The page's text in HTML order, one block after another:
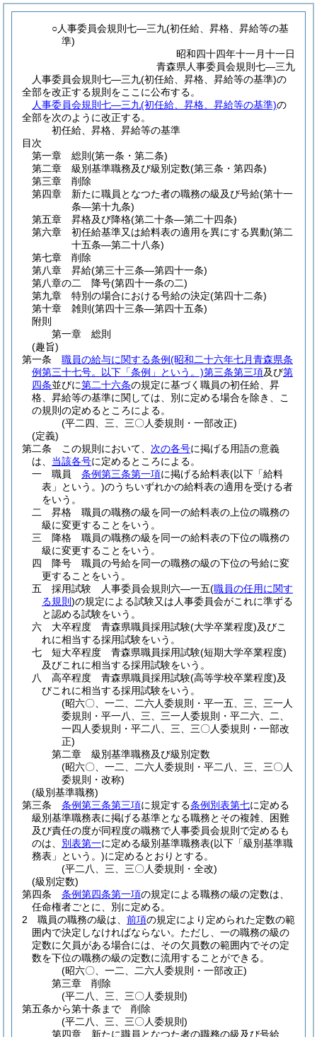
○人事委員会規則七―三九(初任給、昇格、昇給等の基
準)
昭和四十四年十一月十一日
青森県人事委員会規則七―三九
人事委員会規則七―三九(初任給、昇格、昇給等の基準)の
全部を改正する規則をここに公布する。
人事委員会規則七―三九(初任給、昇格、昇給等の基準)の
全部を次のように改正する。
初任給、昇格、昇給等の基準
目次
第一章
総則 (第一条・第二条)
第二章
級別基準職務及び級別定数(第三条・第四条)
第三章
削除
第四章
新たに職員となつた者の職務の級及び号給(第十一
条―第十九条)
第五章
昇格及び降格(第二十条―第二十四条)
第六章
初任給基準又は給料表の適用を異にする異動(第二
十五条―第二十八条)
第七章
削除
第八章
昇給(第三十三条―第四十一条)
第八章の二
降号(第四十一条の二)
第九章
特別の場合における号給の決定(第四十二条)
第十章
雑則 (第四十三条―第四十五条)
附則
第一章
総則
(趣旨)
第一条
職員の給与に関する条例(昭和二十六年七月青森県条
例第三十七号。以下「条例」という。)第三条第三項及び第
四条並びに第二十六条の規定に基づく職員の初任給、昇
格、昇給等の基準に関しては、別に定める場合を除き、こ
の規則の定めるところによる。
(平二四、三、三〇人委規則・一部改正)
(定義)
第二条
この規則において、 次の各号に掲げる用語の意義
は、 当該各号に定めるところによる。
一
職員 条例第三条第一項に掲げる給料表(以下「給料
表」という。)のうちいずれかの給料表の適用を受ける者
をいう。
二
昇格 職員の職務の級を同一の給料表の上位の職務の
級に変更することをいう。
三
降格 職員の職務の級を同一の給料表の下位の職務の
級に変更することをいう。
四
降号 職員の号給を同一の職務の級の下位の号給に変
更することをいう。
五
採用試験 人事委員会規則六―一五(職員の任用に関す
る規則 )の規定による試験又は人事委員会がこれに準ずる
と認める試験をいう。
六
大卒程度 青森県職員採用試験(大学卒業程度)及びこ
れに相当する採用試験をいう。
七
短大卒程度 青森県職員採用試験(短期大学卒業程度)
及びこれに相当する採用試験をいう。
八
高卒程度 青森県職員採用試験(高等学校卒業程度)及
びこれに相当する採用試験をいう。
(昭六〇、一二、二六人委規則・平一五、三、三一人
委規則・平一八、三、三一人委規則・平二六、二、
一四人委規則・平二八、三、三〇人委規則・一部改
正)
第二章
級別基準職務及び級別定数
(昭六〇、一二、二六人委規則・平二八、三、三〇人
委規則・改称)
(級別基準職務)
第三条
条例第三条第三項に規定する条例別表第七に定める
級別基準職務表に掲げる基準となる職務とその複雑、困難
及び責任の度が同程度の職務で人事委員会規則で定めるも
のは、 別表第一に定める級別基準職務表(以下「級別基準職
務表」という。)に定めるとおりとする。
(平二八、三、三〇人委規則・全改)
(級別定数)
第四条
条例第四条第一項の規定による職務の級の定数は、
任命権者ごとに、別に定める。
2
職員の職務の級は、 前項の規定により定められた定数の範
囲内で決定しなければならない。 ただし、一の職務の級の
定数に欠員がある場合には、その欠員数の範囲内でその定
数を下位の職務の級の定数に流用することができる。
(昭六〇、一二、二六人委規則・一部改正)
第三章
削除
(平二八、三、三〇人委規則)
第五条から第十条まで
削除
(平二八、三、三〇人委規則)
第四章
新たに職員となつた者の職務の級及び号給